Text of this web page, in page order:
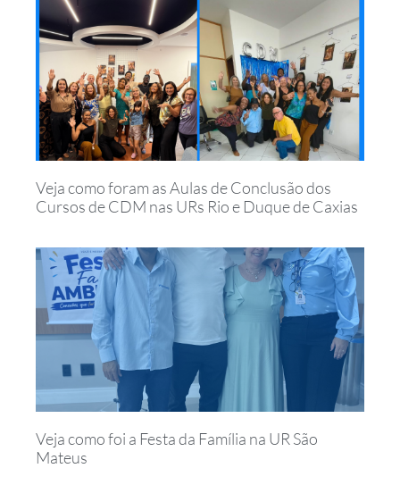
Veja como foram as Aulas de Conclusão dos
Cursos de CDM nas URs Rio e Duque de Caxias
Veja como foi a Festa da Família na UR São
Mateus